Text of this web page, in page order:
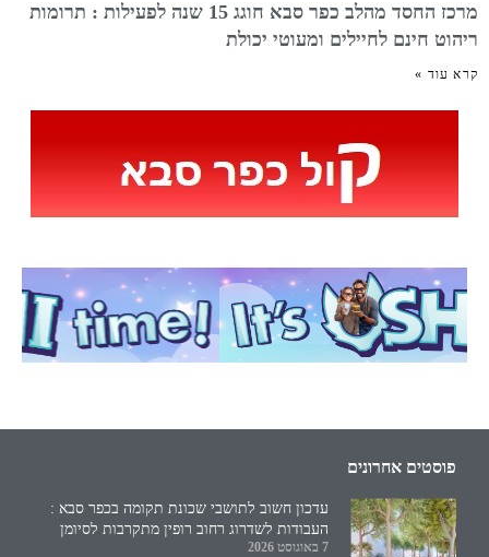
מרכז החסד מהלב כפר סבא חוגג 15 שנה לפעילות : תרומות
ריהוט חינם לחיילים ומעוטי יכולת
קרא עוד »
פוסטים אחרונים
עדכון חשוב לתושבי שכונת תקומה בכפר סבא :
העבודות לשדרוג רחוב רופין מתקרבות לסיומן
7 באוגוסט 2026